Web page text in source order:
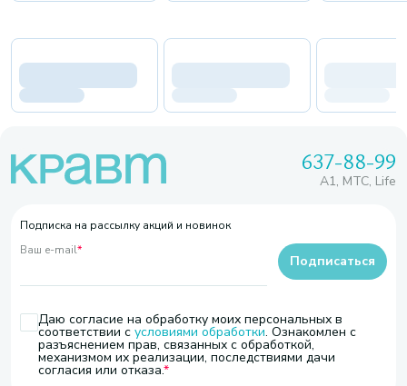
637-88-99
A1, МТС, Life
Подписка на рассылку акций и новинок
Ваш e-mail*
Даю согласие на обработку моих персональных в
соответствии с условиями обработки. Ознакомлен с
разъяснением прав, связанных с обработкой,
механизмом их реализации, последствиями дачи
согласия или отказа.
Подписаться